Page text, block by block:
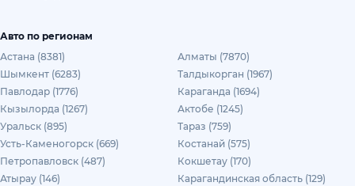
Авто по регионам
Астана (8381)
Алматы (7870)
Шымкент (6283)
Талдыкорган (1967)
Павлодар (1776)
Караганда (1694)
Кызылорда (1267)
Актобе (1245)
Уральск (895)
Тараз (759)
Усть-Каменогорск (669)
Костанай (575)
Петропавловск (487)
Кокшетау (170)
Атырау (146)
Карагандинская область (129)